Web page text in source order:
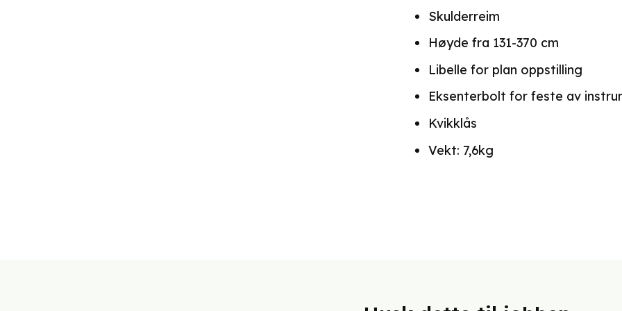
Skulderreim
Høyde fra 131-370 cm
Libelle for plan oppstilling
Eksenterbolt for feste av
Kvikklås
Vekt: 7,6kg